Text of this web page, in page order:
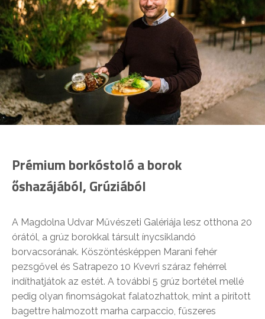
Prémium borkóstoló a borok
őshazájából, Grúziából
A Magdolna Udvar Művészeti Galériája lesz otthona 20
órától, a grúz borokkal társult ínycsiklandó
borvacsorának. Köszöntésképpen Marani fehér
pezsgővel és Satrapezo 10 Kvevri száraz fehérrel
indíthatjátok az estét. A további 5 grúz bortétel mellé
pedig olyan finomságokat falatozhattok, mint a pirított
bagettre halmozott marha carpaccio, fűszeres